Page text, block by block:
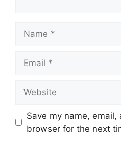
Save my name,
browser for the next